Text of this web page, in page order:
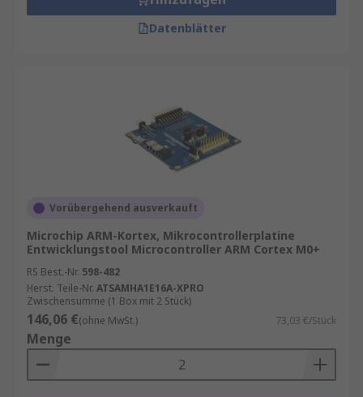
: Intuitive
Benutzeroberflächen und automatisierte
Kompatibilität: Unterstützung für gängige
Microcontroller-Architekturen wie ARM,
AVR, PIC oder ESP32.
Flexibilität
: Tools für verschiedene
Betriebssysteme und Schnittstellen (USB,
JTAG, SWD).
Beliebte Entwicklungstools im Überblick
ST-LINK/V2 Debugger
STM32-Microcontroller.
Segger J-Link
– Hochwertiger Debugger für
professionelle Anwendungen.
Datenblätter
Vorübergehend ausverkauft
Microchip ARM-Kortex, Mikrocontrollerplatine
Entwicklungstool Microcontroller ARM Cortex M0+
RS Best.-Nr. 598-482
Herst. Teile-Nr. ATSAMHA1E16A-XPRO
Zwischensumme (1 Box mit 2 Stück)
146,06 €(ohne MwSt.) 73,03 €/Stück
Menge